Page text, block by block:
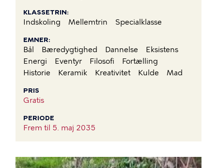
KLASSETRIN
Indskoling Mellemtrin Specialklasse
EMNER
Bål Bæredygtighed Dannelse
Eksistens
Energi
Eventyr Filosofi
Fortælling
Historie
Keramik Kreativitet Kulde Mad
PRIS
Gratis
PERIODE
Frem til 5. maj 2035